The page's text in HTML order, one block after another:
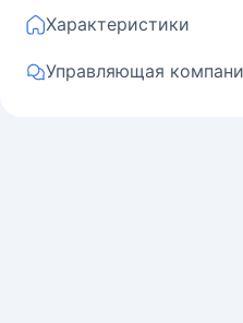
Характеристики
Управляющая